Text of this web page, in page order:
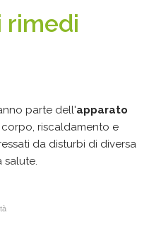
rimedi
parte dell'apparato
riscaldamento e
da disturbi di diversa
salute.